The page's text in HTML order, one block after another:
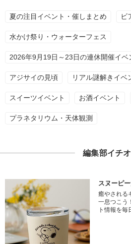
夏の注目イベント・催しまとめ ビ
水かけ祭り・ウォーターフェス
2026年9月19日～23日の連休開催イベ
アジサイの見頃 リアル謎解きイベ
スイーツイベント お酒イベント
プラネタリウム・天体観測
編集部イチ
スヌーピ
癒やされる
一息つこう
ト情報を毎